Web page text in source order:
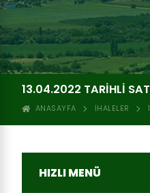
13.04.2022 TARIHLI
ANASAYFA İHALELER
HIZLI MENÜ